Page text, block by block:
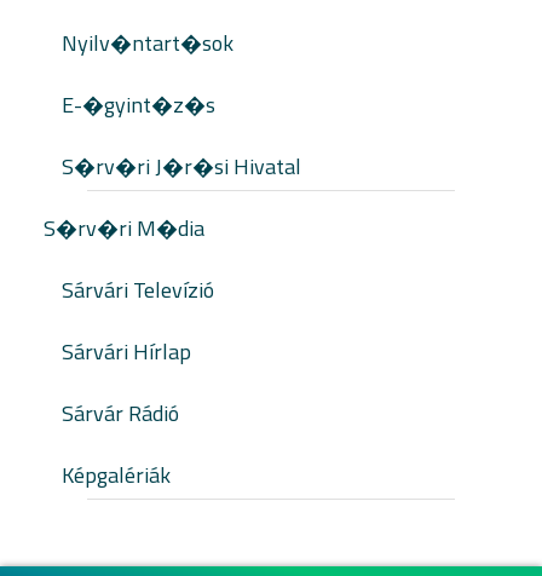
Nyilv�ntart�sok
E-�gyint�z�s
S�rv�ri J�r�si Hivatal
S�rv�ri M�dia
Sárvári Televízió
Sárvári Hírlap
Sárvár Rádió
Képgalériák